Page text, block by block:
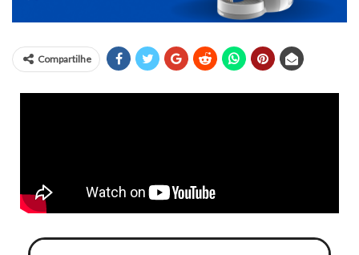
Compartilhe